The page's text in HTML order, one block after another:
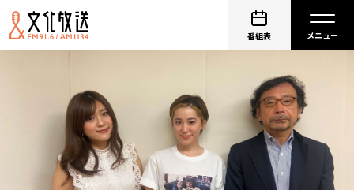
番組表